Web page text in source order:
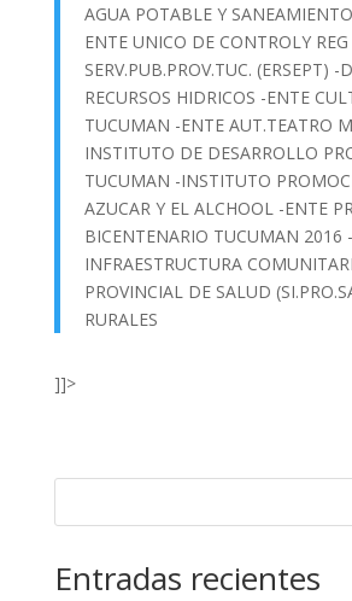
AGUA POTABLE Y SANEAMIENTO
ENTE UNICO DE CONTROLY REG
SERV.PUB.PROV.TUC. (ERSEPT) -
RECURSOS HIDRICOS -ENTE
TUCUMAN -ENTE AUT.TEATRO
INSTITUTO DE DESARROLLO
TUCUMAN -INSTITUTO
AZUCAR Y EL ALCHOOL -ENTE
BICENTENARIO TUCUMAN 2016
INFRAESTRUCTURA
PROVINCIAL DE SALUD
RURALES
]]>
Entradas recientes